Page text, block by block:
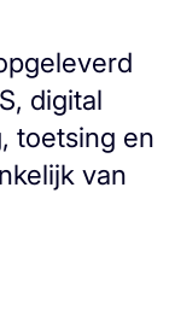
digital
toetsing en
van